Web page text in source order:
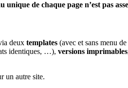
unique de chaque page n’est pas
deux templates (avec et sans menu
identiques, …), versions imprimables
un autre site.